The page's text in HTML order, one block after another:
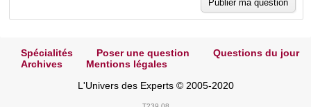
Spécialités Poser une question
Questions du jour
Archives
Mentions légales
L'Univers des Experts © 2005-2020